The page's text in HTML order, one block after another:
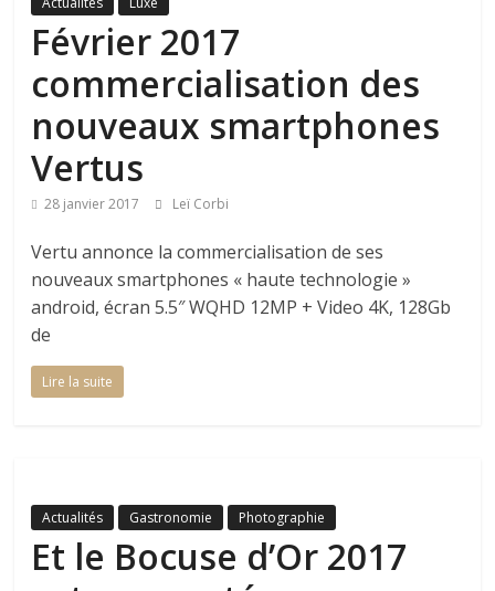
Février 2017
commercialisation des
nouveaux smartphones
Vertus
28 janvier 2017 Leï Corbi
Vertu annonce la commercialisation de ses
nouveaux smartphones « haute technologie »
android, écran 5.5″ WQHD 12MP + Video 4K, 128Gb
de
Lire la suite
Actualités Gastronomie Photographie
Et le Bocuse d’Or 2017